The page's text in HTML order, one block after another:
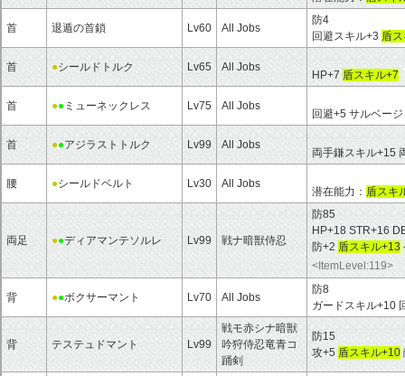
首 退遁の首鎖 Lv60 All Jobs
防4
回避スキル+3 盾
首 ●シールドトルク Lv65 All Jobs
HP+7 盾スキル+7
首 ●● ミューネックレス Lv75 All Jobs
回避+5 サルベー
首 ●●アジラストトルク Lv99 All Jobs
両手鎌スキル+15
腰 ●シールドベルト Lv30 All Jobs
潜在能力： 盾スキ
両足 ●●ディアマンテソルレ Lv99 戦ナ暗獣侍忍
防85
HP+18 STR+16
防+2 盾スキル+13
<ItemLevel:119>
背 ●●ボクサーマント Lv70 All Jobs
防8
ガードスキル+10
背 テステュドマント Lv99
戦モ赤シナ暗獣
吟狩侍忍竜青コ
踊剣
防15
攻+5 盾スキル+10